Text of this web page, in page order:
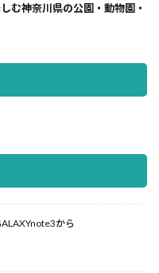
む神奈川県の公園・動物園・
から